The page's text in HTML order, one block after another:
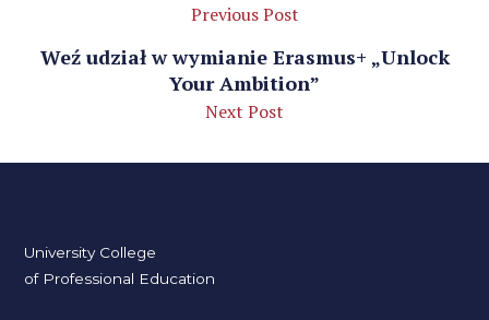
Previous Post
Weź udział w wymianie Erasmus+ „Unlock
Your Ambition”
Next Post
University College
of Professional Education